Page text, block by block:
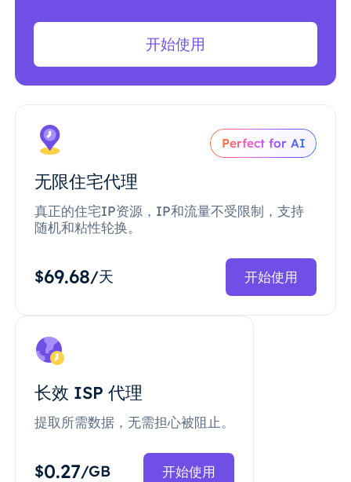
开始使用
Perfect for AI
无限住宅代理
真正的住宅IP资源，IP和流量不受限制，支持
随机和粘性轮换。
$69.68/天 开始使用
长效 ISP 代理
提取所需数据，无需担心被阻止。
$0.27/GB 开始使用